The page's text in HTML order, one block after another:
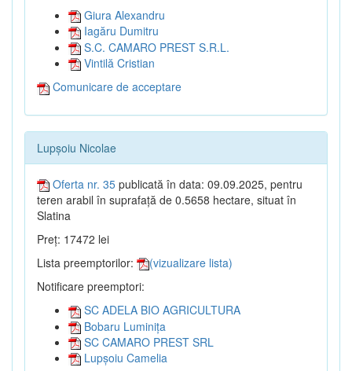
Giura Alexandru
Iagăru Dumitru
S.C. CAMARO PREST S.R.L.
Vintilă Cristian
Comunicare de acceptare
Lupșoiu Nicolae
Oferta nr. 35 publicată în data: 09.09.2025, pentru
teren arabil în suprafață de 0.5658 hectare, situat în
Slatina
Preț: 17472 lei
Lista preemptorilor:
(vizualizare lista)
Notificare preemptori:
SC ADELA BIO AGRICULTURA
Bobaru Luminița
SC CAMARO PREST SRL
Lupșoiu Camelia